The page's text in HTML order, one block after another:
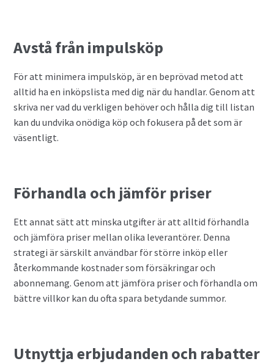
Avstå från impulsköp
För att minimera impulsköp, är en beprövad metod att
alltid ha en inköpslista med dig när du handlar. Genom att
skriva ner vad du verkligen behöver och hålla dig till listan
kan du undvika onödiga köp och fokusera på det som är
väsentligt.
Förhandla och jämför priser
Ett annat sätt att minska utgifter är att alltid förhandla
och jämföra priser mellan olika leverantörer. Denna
strategi är särskilt användbar för större inköp eller
återkommande kostnader som försäkringar och
abonnemang. Genom att jämföra priser och förhandla om
bättre villkor kan du ofta spara betydande summor.
Utnyttja erbjudanden och rabatter